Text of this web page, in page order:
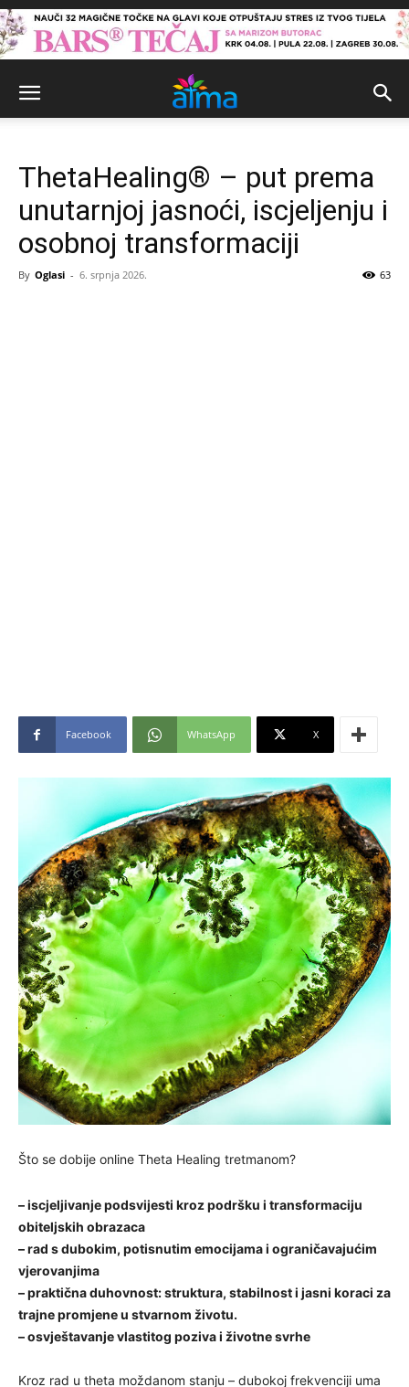
ThetaHealing® – put prema
unutarnjoj jasnoći, iscjeljenju i
osobnoj transformaciji
By Oglasi - 6. srpnja 2026. 63
Facebook WhatsApp X
Što se dobije online Theta Healing tretmanom?
– iscjeljivanje podsvijesti kroz podršku i transformaciju
obiteljskih obrazaca
– rad s dubokim, potisnutim emocijama i ograničavajućim
vjerovanjima
– praktična duhovnost: struktura, stabilnost i jasni koraci za
trajne promjene u stvarnom životu.
– osvještavanje vlastitog poziva i životne svrhe
Kroz rad u theta moždanom stanju – dubokoj frekvenciji uma